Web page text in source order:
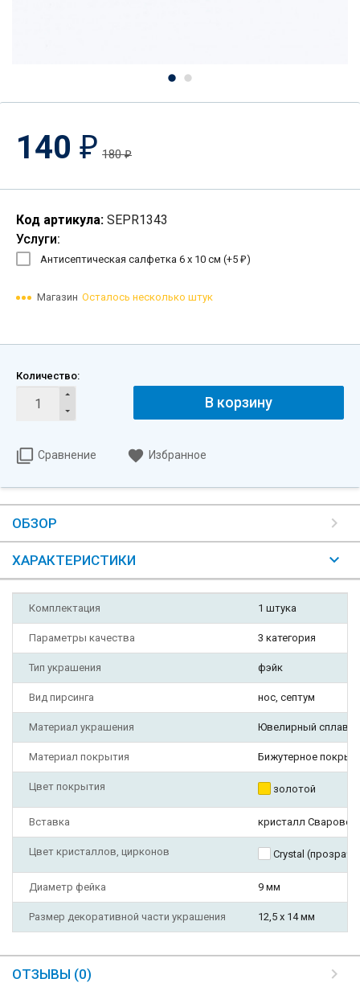
140 ₽ 180₽
Код артикула: SEPR1343
Услуги:
Антисептическая салфетка 6 х 10 см (+5 ₽)
Магазин Осталось несколько штук
Количество:
В корзину
Сравнение Избранное
ОБЗОР
ХАРАКТЕРИСТИКИ
Комплектация 1 штука
Параметры качества 3 категория
Тип украшения фэйк
Вид пирсинга нос, септум
Материал украшения Ювелирный сплав
Материал покрытия Бижутерное
Цвет покрытия золотой
Вставка кристалл
Цвет кристаллов, цирконов Crystal
Диаметр фейка 9 мм
Размер декоративной части украшения 12,5 х 14 мм
ОТЗЫВЫ (0)